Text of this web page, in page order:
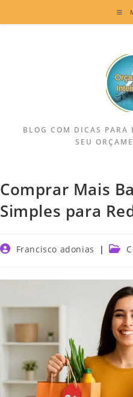
BLOG COM DICAS PARA
SEU
Comprar Mais
Simples para
Francisco adonias